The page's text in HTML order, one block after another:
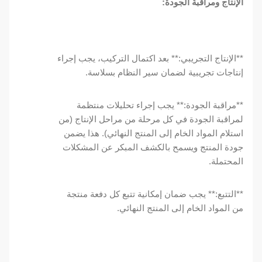
الإنتاج ومراقبة الجودة:
**الإنتاج التجريبي:** بعد اكتمال التركيب، يجب إجراء
إنتاجات تجريبية لضمان سير النظام بسلاسة.
**مراقبة الجودة:** يجب إجراء تحليلات منتظمة
لمراقبة الجودة في كل مرحلة من مراحل الإنتاج (من
استلام المواد الخام إلى المنتج النهائي). هذا يضمن
جودة المنتج ويسمح بالكشف المبكر عن المشكلات
المحتملة.
**التتبع:** يجب ضمان إمكانية تتبع كل دفعة منتجة
من المواد الخام إلى المنتج النهائي.